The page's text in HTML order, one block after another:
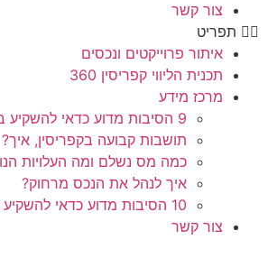
צור קשר
תפריט
איתור פרוייקטים ונכסים
תכנית הליווי קפריסין 360
מרכז מידע
9 הסיבות מדוע כדאי להשקיע בקפריסין
תושבות קבועה בקפריסין, איך?
כמה מס נשלם ומה העלויות
איך לנהל את הנכס מרחוק?
10 הסיבות מדוע כדאי להשקיע בדירה חדשה בחו”ל בשלב הפריסייל
צור קשר